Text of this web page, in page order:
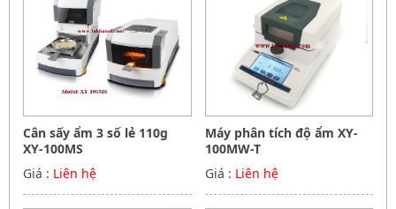
Cân sấy ẩm 3 số lẻ 110g
XY-100MS
Giá : Liên hệ
Máy phân tích độ ẩm XY-
100MW-T
Giá : Liên hệ